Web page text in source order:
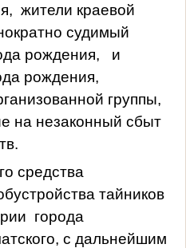
жители краевой
судимый
рождения,
и
рождения,
группы,
на незаконный сбыт
средства
тайников
города
с дальнейшим